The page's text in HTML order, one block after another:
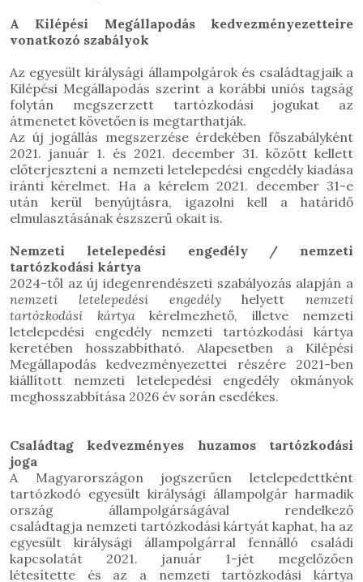
A Kilépési Megállapodás kedvezményezetteire
vonatkozó szabályok
Az egyesült királysági állampolgárok és családtagjaik a
Kilépési Megállapodás szerint a korábbi uniós tagság
folytán megszerzett tartózkodási jogukat az
átmenetet követően is megtarthatják.
Az új jogállás megszerzése érdekében főszabályként
2021. január 1. és 2021. december 31. között kellett
előterjeszteni a nemzeti letelepedési engedély kiadása
iránti kérelmet. Ha a kérelem 2021. december 31-e
után kerül benyújtásra, igazolni kell a határidő
elmulasztásának észszerű okait is.
Nemzeti letelepedési engedély / nemzeti
tartózkodási kártya
2024-től az új idegenrendészeti szabályozás alapján a
nemzeti letelepedési engedélyhelyett nemzeti
tartózkodási kártyakérelmezhető, illetve nemzeti
letelepedési engedély nemzeti tartózkodási kártya
keretében hosszabbítható. Alapesetben a Kilépési
Megállapodás kedvezményezettei részére 2021-ben
kiállított nemzeti letelepedési engedély okmányok
meghosszabbítása 2026 év során esedékes.
Családtag kedvezményes huzamos tartózkodási
joga
A Magyarországon jogszerűen letelepedettként
tartózkodó egyesült királysági állampolgár harmadik
ország állampolgárságával rendelkező
családtagja nemzeti tartózkodási kártyát kaphat, ha az
egyesült királysági állampolgárral fennálló családi
kapcsolatát 2021. január 1-jét megelőzően
létesítette és az a nemzeti tartózkodási kártya